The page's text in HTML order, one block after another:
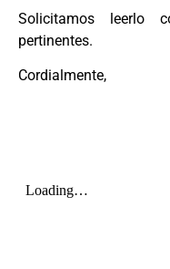
Solicitamos leerlo
pertinentes.
Cordialmente,